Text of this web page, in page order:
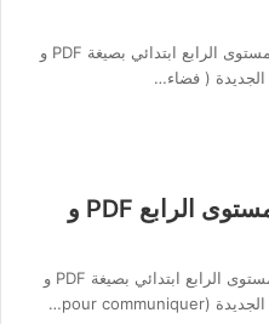
تحميل جميع جذاذات النشاط العلمي المستوى الرابع ابتدائي بصيغة PDF و
جذاذات اللغة الفرنسية المستوى الرابع PDF و
تحميل جميع جذاذات اللغة الفرنسية المستوى الرابع ابتدائي بصيغة PDF و